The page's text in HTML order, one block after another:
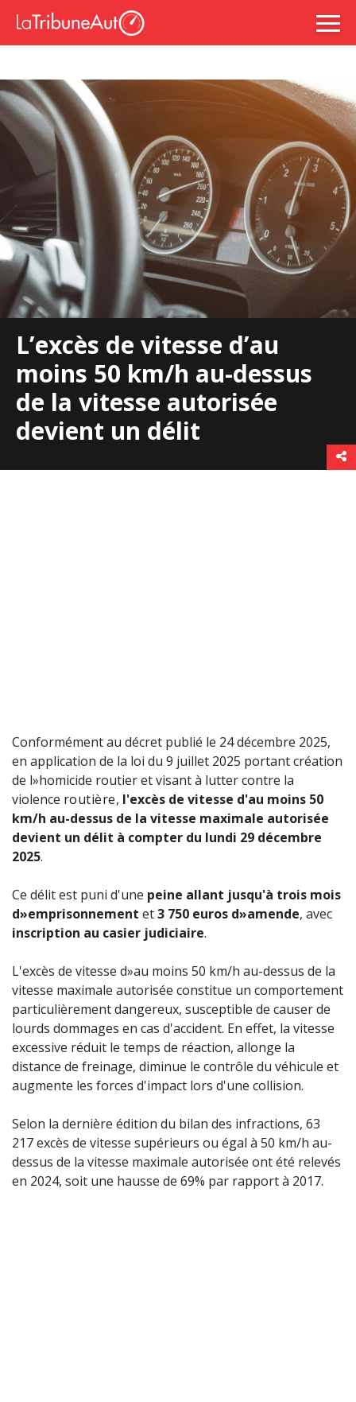
L’excès de vitesse d’au
moins 50 km/h au-dessus
de la vitesse autorisée
devient un délit
Conformément au décret publié le 24 décembre 2025,
en application de la loi du 9 juillet 2025 portant création
de l»homicide routier et visant à lutter contre la
violence routière, l'excès de vitesse d'au moins 50
km/h au-dessus de la vitesse maximale autorisée
devient un délit à compter du lundi 29 décembre
2025.
Ce délit est puni d'une peine allant jusqu'à trois mois
d»emprisonnement et3 750 euros d»amende, avec
inscription au casier judiciaire.
L'excès de vitesse d»au moins 50 km/h au-dessus de la
vitesse maximale autorisée constitue un comportement
particulièrement dangereux, susceptible de causer de
lourds dommages en cas d'accident. En effet, la vitesse
excessive réduit le temps de réaction, allonge la
distance de freinage, diminue le contrôle du véhicule et
augmente les forces d'impact lors d'une collision.
Selon la dernière édition du bilan des infractions, 63
217 excès de vitesse supérieurs ou égal à 50 km/h au-
dessus de la vitesse maximale autorisée ont été relevés
en 2024, soit une hausse de 69% par rapport à 2017.